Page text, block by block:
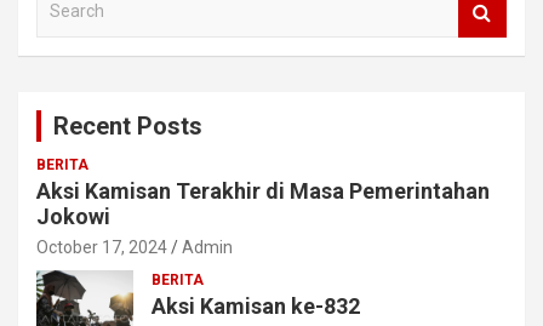
Recent Posts
BERITA
Aksi Kamisan Terakhir di Masa Pemerintahan
Jokowi
October 17, 2024 Admin
BERITA
Aksi Kamisan ke-832